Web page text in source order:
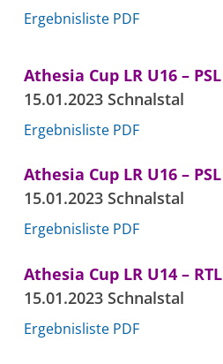
Ergebnisliste PDF
Athesia Cup LR U16 – PSL
15.01.2023 Schnalstal
Ergebnisliste PDF
Athesia Cup LR U16 – PSL
15.01.2023 Schnalstal
Ergebnisliste PDF
Athesia Cup LR U14 – RTL
15.01.2023 Schnalstal
Ergebnisliste PDF